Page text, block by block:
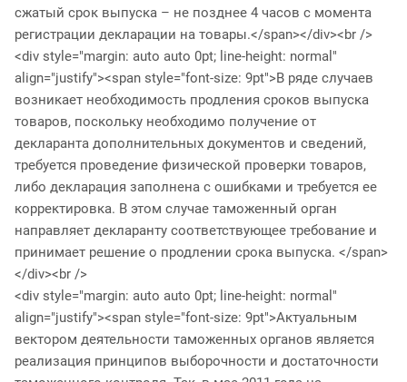
сжатый срок выпуска – не позднее 4 часов с момента
регистрации декларации на товары.</span></div><br />
<div style="margin: auto auto 0pt; line-height: normal"
align="justify"><span style="font-size: 9pt">В ряде случаев
возникает необходимость продления сроков выпуска
товаров, поскольку необходимо получение от
декларанта дополнительных документов и сведений,
требуется проведение физической проверки товаров,
либо декларация заполнена с ошибками и требуется ее
корректировка. В этом случае таможенный орган
направляет декларанту соответствующее требование и
принимает решение о продлении срока выпуска. </span>
</div><br />
<div style="margin: auto auto 0pt; line-height: normal"
align="justify"><span style="font-size: 9pt">Актуальным
вектором деятельности таможенных органов является
реализация принципов выборочности и достаточности